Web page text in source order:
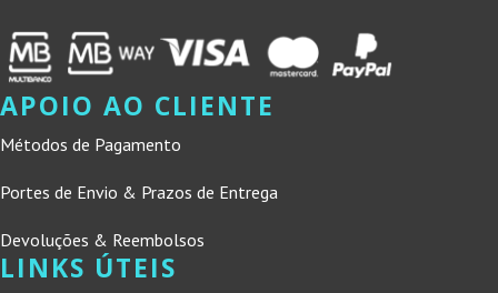
APOIO AO CLIENTE
Métodos de Pagamento
Portes de Envio & Prazos de Entrega
Devoluções & Reembolsos
LINKS ÚTEIS